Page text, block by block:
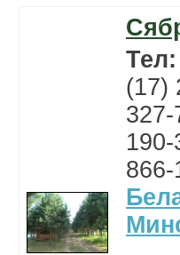
(17)
866-